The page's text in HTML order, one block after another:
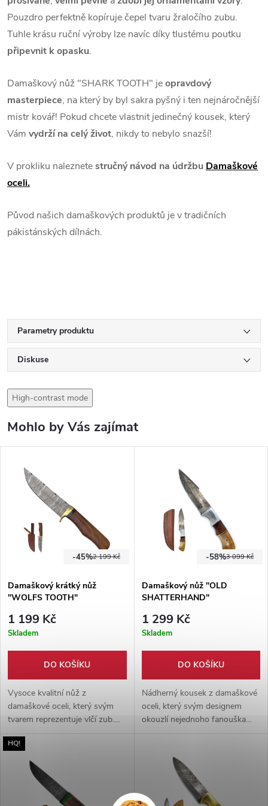
Pouzdro perfektně kopíruje čepel tvaru žraločího zubu.
Tuhle krásu ruční výroby lze navíc díky tlustému poutku
připevnit k opasku.
Damaškový nůž "SHARK TOOTH" jeopravdový
masterpiece, na který by byl sakra pyšný i ten nejnáročnější
mistr kovář! Pokud chcete vlastnit jedinečný kousek, který
Vám vydrží na celý život, nikdy to nebylo snazší!
V prokliku naleznetestručný návod na údržbu Damaškové
oceli.
Původ našich damaškových produktů je v tradičních
pákistánských dílnách.
Parametry produktu
Diskuse
High-contrast mode
Mohlo by Vás zajímat
2 199 Kč
-45%
Damaškový krátký nůž
"WOLFS TOOTH"
1 199 Kč
Skladem
DO KOŠÍKU
Vysoce kvalitní nůž z
damaškové oceli, který svým
tvarem reprezentuje vlčí zub.
Ostrý a funkční nůž, který ocení
každý milovník chladných
zbraní. Dodáván s ručně šitým
pouzdrem z hovězí kůže.
3 099 Kč
-58%
Damaškový nůž "OLD
SHATTERHAND"
1 299 Kč
Skladem
DO KOŠÍKU
Nádherný kousek z damaškové
oceli, který svým designem
okouzlí nejednoho fanouška
westernů. Nůž oplývá pevnou
materiálem jako nůž máslem. :)
Celá čepel je zapuštěna do
dřevěné rukojeti, díky čemuž se
jedná o masivní a pevný kus,
HQ!